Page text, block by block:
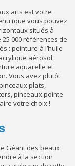
arts est votre
(que vous pouvez
situés à
000 références de
: peinture à l’huile
aérosol,
aquarelle et
Vous avez plutôt
plats,
pinceaux pointe
votre choix !
Géant des beaux
à la section